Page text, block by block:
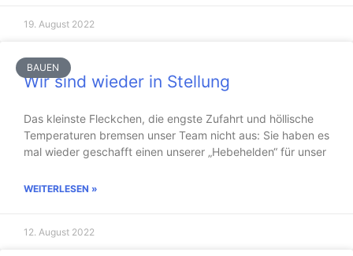
19. August 2022
BAUEN
Wir sind wieder in Stellung
Das kleinste Fleckchen, die engste Zufahrt und höllische
Temperaturen bremsen unser Team nicht aus: Sie haben es
mal wieder geschafft einen unserer „Hebehelden“ für unser
WEITERLESEN »
12. August 2022